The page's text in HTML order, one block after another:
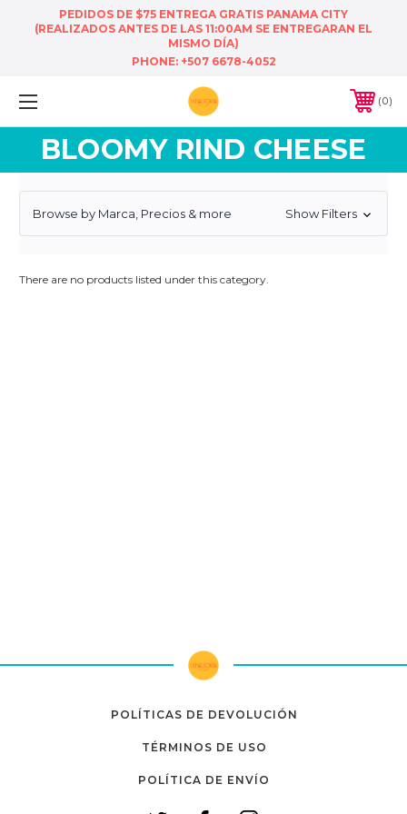
PEDIDOS DE $75 ENTREGA GRATIS PANAMA CITY
(REALIZADOS ANTES DE LAS 11:00AM SE ENTREGARAN EL
MISMO DÍA)
PHONE: +507 6678-4052
0
BLOOMY RIND CHEESE
Browse by Marca, Precios & more Show Filters
There are no products listed under this category.
POLÍTICAS DE DEVOLUCIÓN
TÉRMINOS DE USO
POLÍTICA DE ENVÍO